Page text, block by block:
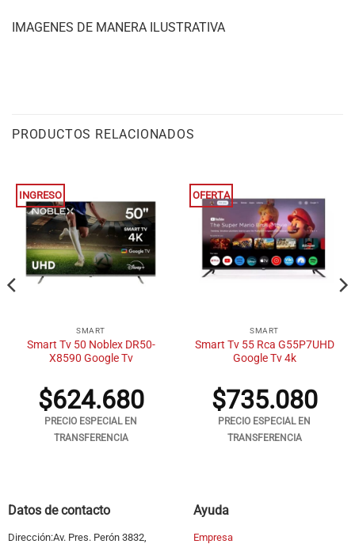
IMAGENES DE MANERA ILUSTRATIVA
PRODUCTOS RELACIONADOS
INGRESO
SMART
Smart Tv 50 Noblex DR50-
X8590 Google Tv
$624.680
PRECIO ESPECIAL EN
TRANSFERENCIA
OFERTA
SMART
Smart Tv 55 Rca G55P7UHD
Google Tv 4k
$735.080
PRECIO ESPECIAL EN
TRANSFERENCIA
Datos de contacto
Dirección:Av. Pres. Perón 3832,
Ayuda
Empresa